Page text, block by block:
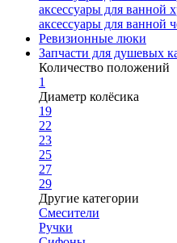
аксессуары для ванной
аксессуары для ванной
Ревизионные люки
Запчасти для душевых
Количество положений
1
Диаметр колёсика
19
22
23
25
27
29
Другие категории
Смесители
Ручки